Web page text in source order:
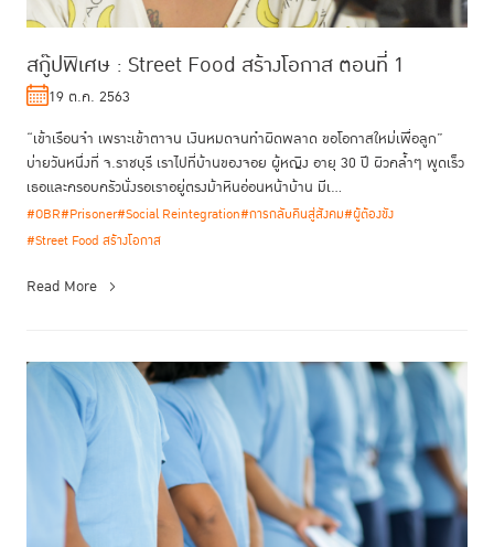
สกู๊ปพิเศษ : Street Food สร้างโอกาส ตอนที่ 1
19 ต.ค. 2563
“เข้าเรือนจำ เพราะเข้าตาจน เงินหมดจนทำผิดพลาด ขอโอกาสใหม่เพื่อลูก”
บ่ายวันหนึ่งที่ จ.ราชบุรี เราไปที่บ้านของจอย ผู้หญิง อายุ 30 ปี ผิวคล้ำๆ พูดเร็ว
เธอและครอบครัวนั่งรอเราอยู่ตรงม้าหินอ่อนหน้าบ้าน มีเ...
#OBR#Prisoner#Social Reintegration#การกลับคืนสู่สังคม#ผู้ต้องขัง
#Street Food สร้างโอกาส
Read More